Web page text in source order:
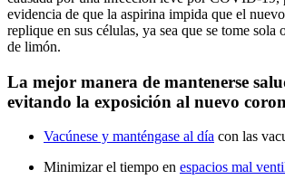
evidencia de que la aspirina impida que el
replique en sus células, ya sea que se tome sola
de limón.
La mejor manera de mantenerse
evitando la exposición al nuevo
Vacúnese y manténgase al día con las
Minimizar el tiempo en espacios mal